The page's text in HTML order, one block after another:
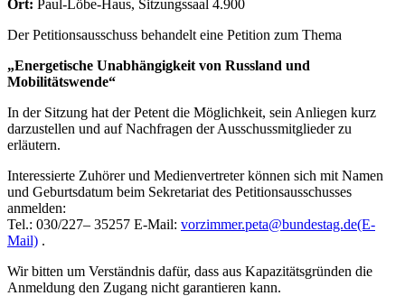
Ort: Paul-Löbe-Haus, Sitzungssaal 4.900
Der Petitionsausschuss behandelt eine Petition zum Thema
„Energetische Unabhängigkeit von Russland und
Mobilitätswende“
In der Sitzung hat der Petent die Möglichkeit, sein Anliegen kurz
darzustellen und auf Nachfragen der Ausschussmitglieder zu
erläutern.
Interessierte Zuhörer und Medienvertreter können sich mit Namen
und Geburtsdatum beim Sekretariat des Petitionsausschusses
anmelden:
Tel.: 030/227– 35257 E-Mail: vorzimmer.peta@bundestag.de(E-
Mail) .
Wir bitten um Verständnis dafür, dass aus Kapazitätsgründen die
Anmeldung den Zugang nicht garantieren kann.